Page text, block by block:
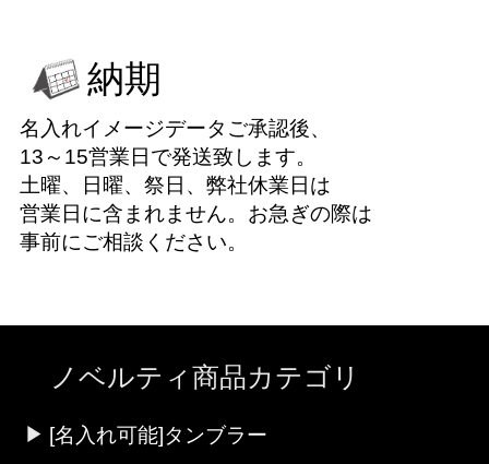
納期
名入れイメージデータご承認後、
13～15営業日で発送致します。
土曜、日曜、祭日、弊社休業日は
営業日に含まれません。お急ぎの際は
事前にご相談ください。
ノベルティ商品カテゴリ
[名入れ可能]タンブラー